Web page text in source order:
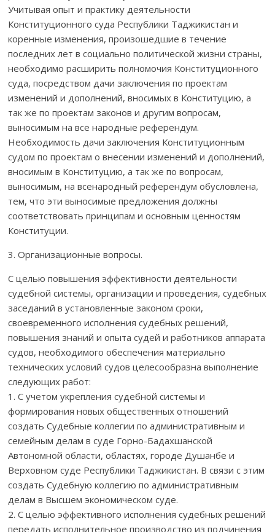
Учитывая опыт и практику деятельности
Конституционного суда Республики Таджикистан и
коренные изменения, произошедшие в течение
последних лет в социально политической жизни страны,
необходимо расширить полномочия Конституционного
суда, посредством дачи заключения по проектам
изменений и дополнений, вносимых в Конституцию, а
так же по проектам законов и другим вопросам,
выносимым на все народные референдум.
Необходимость дачи заключения Конституционным
судом по проектам о внесении изменений и дополнений,
вносимым в Конституцию, а так же по вопросам,
выносимым, на всенародный референдум обусловлена,
тем, что эти выносимые предложения должны
соответствовать принципам и основным ценностям
Конституции.
3. Организационные вопросы.
С целью повышения эффективности деятельности
судебной системы, организации и проведения, судебных
заседаний в установленные законом сроки,
своевременного исполнения судебных решений,
повышения знаний и опыта судей и работников аппарата
судов, необходимого обеспечения материально
технических условий судов целесообразна выполнение
следующих работ:
1. С учетом укрепления судебной системы и
формирования новых общественных отношений
создать Судебные коллегии по административным и
семейным делам в суде Горно-Бадахшанской
Автономной области, областях, городе Душанбе и
Верховном суде Республики Таджикистан. В связи с этим
создать Судебную коллегию по административным
делам в Высшем экономическом суде.
2. С целью эффективного исполнения судебных решений
передать исполнительное производство из подчинения